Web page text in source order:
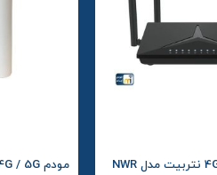
مودم روتر 4G/3G نتربیت مدل NWR
مودم 4G / 5G رومیزی مدل HA5420